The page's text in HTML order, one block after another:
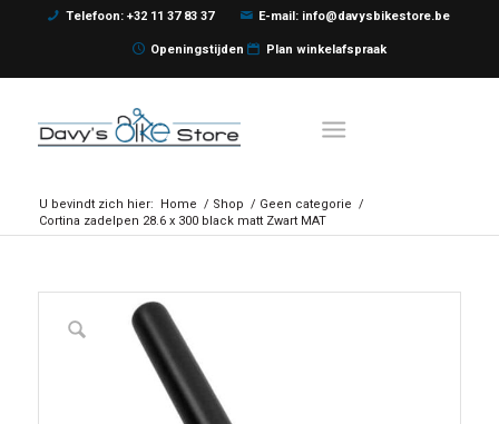
Telefoon: +32 11 37 83 37 E-mail: info@davysbikestore.be
Openingstijden Plan winkelafspraak
U bevindt zich hier: Home / Shop / Geen categorie /
Cortina zadelpen 28.6 x 300 black matt Zwart MAT